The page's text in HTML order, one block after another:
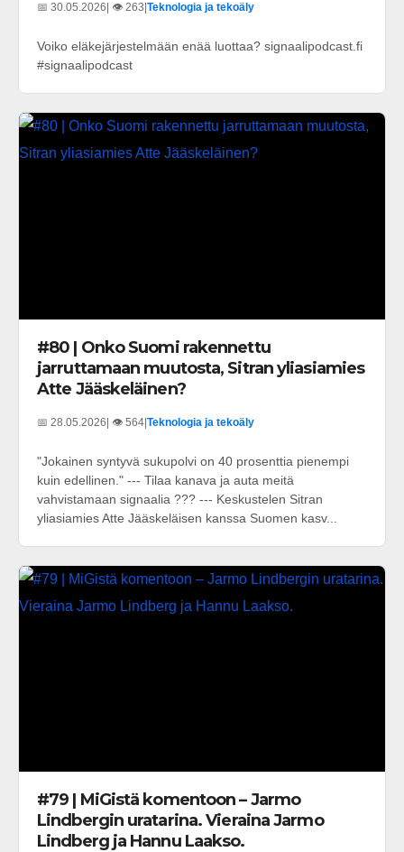
📅 30.05.2026 | 👁️ 263 Teknologia ja tekoäly
Voiko eläkejärjestelmään enää luottaa? signaalipodcast.fi
#signaalipodcast
#80 | Onko Suomi rakennettu
jarruttamaan muutosta, Sitran yliasiamies
Atte Jääskeläinen?
📅 28.05.2026| 👁️ 564|Teknologia ja tekoäly
"Jokainen syntyvä sukupolvi on 40 prosenttia pienempi
kuin edellinen." --- Tilaa kanava ja auta meitä
vahvistamaan signaalia ??? --- Keskustelen Sitran
yliasiamies Atte Jääskeläisen kanssa Suomen kasv...
#79 | MiGistä komentoon – Jarmo
Lindbergin uratarina. Vieraina Jarmo
Lindberg ja Hannu Laakso.